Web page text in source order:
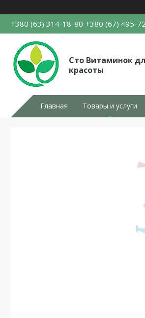
+380 (63) 314-18-80 +380 (67) 495-
Сто Витаминок
красоты
Главная Товары и услуги